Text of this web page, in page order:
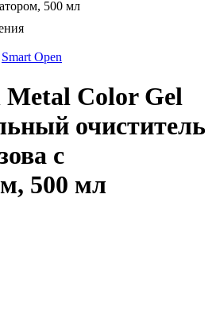
500 мл
Smart Open
Metal Color Gel
очиститель
с
500 мл